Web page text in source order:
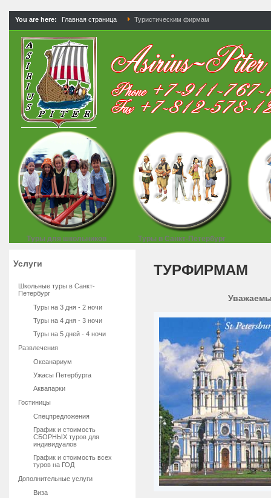
You are here: Главная страница Туристическим фирмам
Туры для школьников Туры в Санкт-Петербург
ТУРФИРМАМ
Услуги
Школьные туры в Санкт-
Петербург
Туры на 3 дня - 2 ночи
Туры на 4 дня - 3 ночи
Туры на 5 дней - 4 ночи
Развлечения
Океанариум
Ужасы Петербурга
Аквапарки
Гостиницы
Спецпредложения
График и стоимость
СБОРНЫХ туров для
индивидуалов
График и стоимость всех
туров на ГОД
Дополнительные услуги
Виза